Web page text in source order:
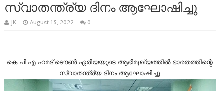
സ്വാതന്ത്ര്യ ദിനം ആഘോഷിച്ചു
JK August 15, 2022 0
കെ.പി.എ ഹമദ് ടൌൺ ഏരിയയുടെ ആഭിമുഖ്യത്തിൽ ഭാരതത്തിന്റെ
സ്വാതന്ത്ര്യ ദിനം ആഘോഷിച്ചു